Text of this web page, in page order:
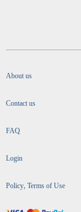
About us
Contact us
FAQ
Login
Policy, Terms of Use